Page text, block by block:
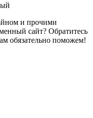
и прочими
сайт? Обратитесь
обязательно поможем!